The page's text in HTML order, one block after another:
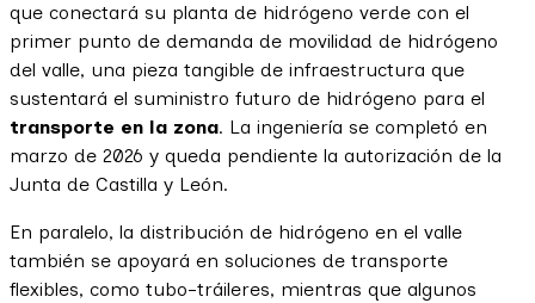
que conectará su planta de hidrógeno verde con el
primer punto de demanda de movilidad de hidrógeno
del valle, una pieza tangible de infraestructura que
sustentará el suministro futuro de hidrógeno para el
transporte en la zona. La ingeniería se completó en
marzo de 2026 y queda pendiente la autorización de la
Junta de Castilla y León.
En paralelo, la distribución de hidrógeno en el valle
también se apoyará en soluciones de transporte
flexibles, como tubo-tráileres, mientras que algunos